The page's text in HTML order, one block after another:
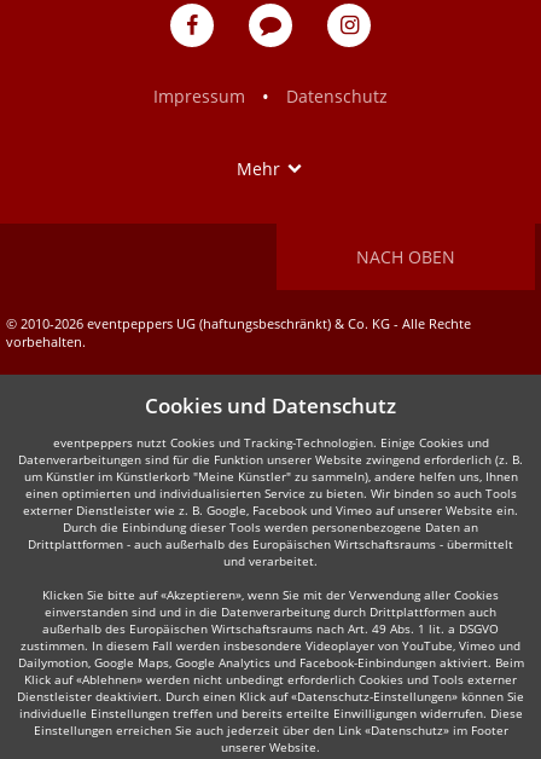
eventpeppers
Blog
eventpeppers
Impressum
• Datenschutz
Mehr
NACH OBEN
© 2010-2026 eventpeppers UG (haftungsbeschränkt) & Co. KG - Alle Rechte
vorbehalten.
Cookies und Datenschutz
eventpeppers nutzt Cookies und Tracking-Technologien. Einige Cookies und
Datenverarbeitungen sind für die Funktion unserer Website zwingend erforderlich (z. B.
um Künstler im Künstlerkorb "Meine Künstler" zu sammeln), andere helfen uns, Ihnen
einen optimierten und individualisierten Service zu bieten. Wir binden so auch Tools
externer Dienstleister wie z. B. Google, Facebook und Vimeo auf unserer Website ein.
Durch die Einbindung dieser Tools werden personenbezogene Daten an
Drittplattformen - auch außerhalb des Europäischen Wirtschaftsraums - übermittelt
und verarbeitet.
Klicken Sie bitte auf «Akzeptieren», wenn Sie mit der Verwendung aller Cookies
einverstanden sind und in die Datenverarbeitung durch Drittplattformen auch
außerhalb des Europäischen Wirtschaftsraums nach Art. 49 Abs. 1 lit. a DSGVO
zustimmen. In diesem Fall werden insbesondere Videoplayer von YouTube, Vimeo und
Dailymotion, Google Maps, Google Analytics und Facebook-Einbindungen aktiviert. Beim
Klick auf «Ablehnen» werden nicht unbedingt erforderlich Cookies und Tools externer
Dienstleister deaktiviert. Durch einen Klick auf «Datenschutz-Einstellungen» können Sie
individuelle Einstellungen treffen und bereits erteilte Einwilligungen widerrufen. Diese
Einstellungen erreichen Sie auch jederzeit über den Link «Datenschutz» im Footer
unserer Website.